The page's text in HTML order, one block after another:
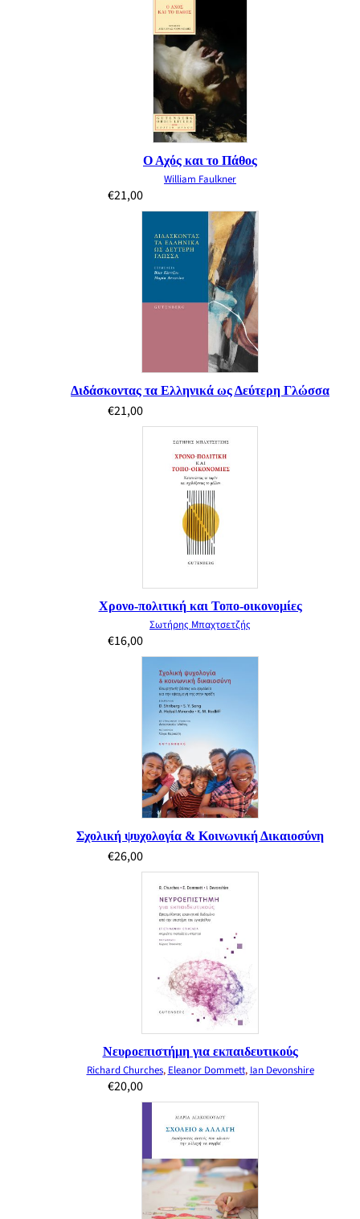
Ο Αχός και το Πάθος
William Faulkner
€21,00
Διδάσκοντας τα Ελληνικά ως Δεύτερη Γλώσσα
€21,00
Χρονο-πολιτική και Τοπο-οικονομίες
Σωτήρης Μπαχτσετζής
€16,00
Σχολική ψυχολογία & Κοινωνική Δικαιοσύνη
€26,00
Νευροεπιστήμη για εκπαιδευτικούς
Richard Churches, Eleanor Dommett, Ian Devonshire
€20,00